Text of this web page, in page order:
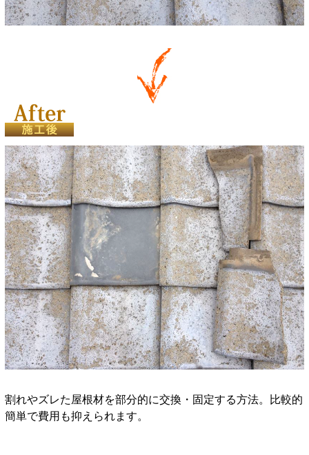
割れやズレた屋根材を部分的に交換・固定する方法。比較的
簡単で費用も抑えられます。